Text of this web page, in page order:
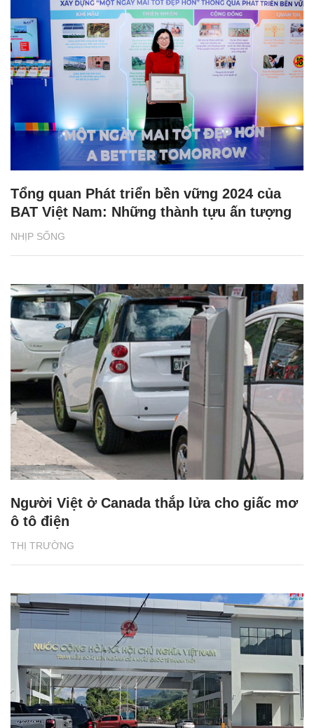
NHỊP SỐNG
Tổng quan Phát triển bền vững 2024 của
BAT Việt Nam: Những thành tựu ấn tượng
THỊ TRƯỜNG
Người Việt ở Canada thắp lửa cho giấc mơ
ô tô điện